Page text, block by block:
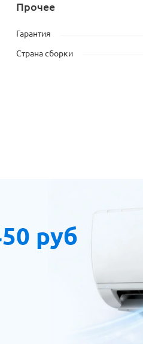
Прочее
Гарантия
Страна сборки
руб